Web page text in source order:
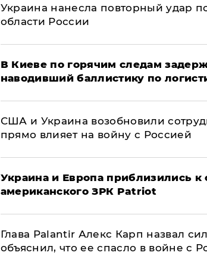
Украина нанесла повторный удар
области России
В Киеве по горячим следам
наводивший баллистику по
США и Украина возобновили
прямо влияет на войну с Россией
Украина и Европа приблизились к
американского ЗРК Patriot
Глава Palantir Алекс Карп назвал
объяснил, что ее спасло в войне с